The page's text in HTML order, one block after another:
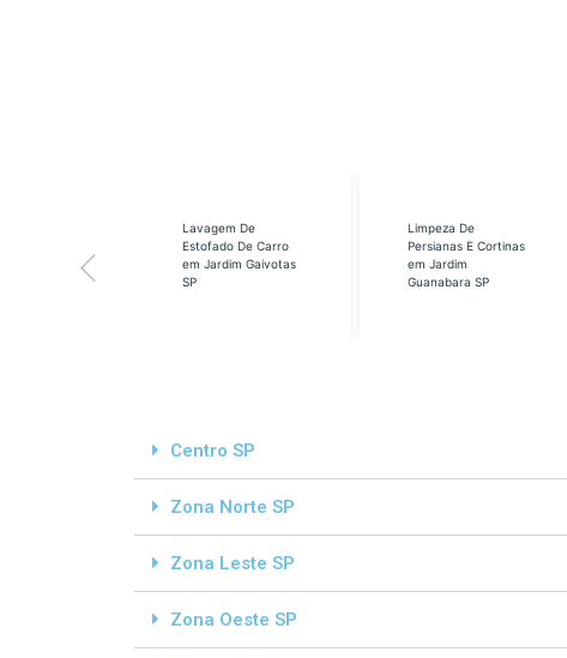
Lavagem De
Estofado De Carro
em Jardim Gaivotas
SP
Limpeza De
Persianas E Cortinas
em Jardim
Guanabara SP
Centro SP
Zona Norte SP
Zona Leste SP
Zona Oeste SP